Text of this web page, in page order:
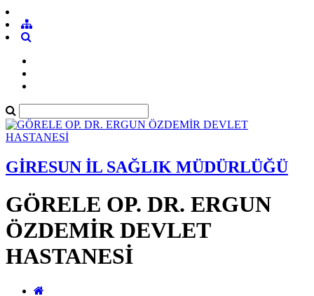
GİRESUN İL SAĞLIK MÜDÜRLÜĞÜ
GÖRELE OP. DR. ERGUN
ÖZDEMİR DEVLET
HASTANESİ